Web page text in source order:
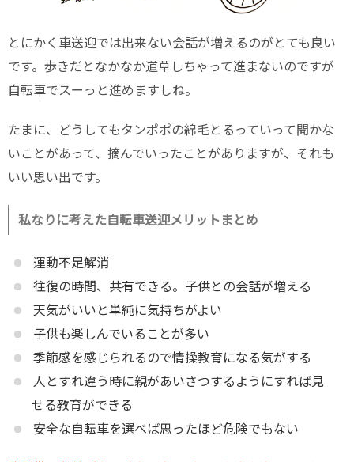
とにかく車送迎では出来ない会話が増えるのがとても良い
です。歩きだとなかなか道草しちゃって進まないのですが
自転車でスーっと進めますしね。
たまに、どうしてもタンポポの綿毛とるっていって聞かな
いことがあって、摘んでいったことがありますが、それも
いい思い出です。
私なりに考えた自転車送迎メリットまとめ
運動不足解消
往復の時間、共有できる。子供との会話が増える
天気がいいと単純に気持ちがよい
子供も楽しんでいることが多い
季節感を感じられるので情操教育になる気がする
人とすれ違う時に親があいさつするようにすれば見
せる教育ができる
安全な自転車を選べば思ったほど危険でもない